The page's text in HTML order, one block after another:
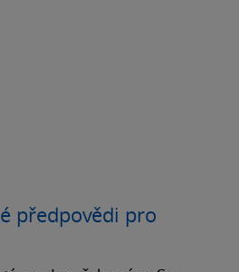
předpovědi pro